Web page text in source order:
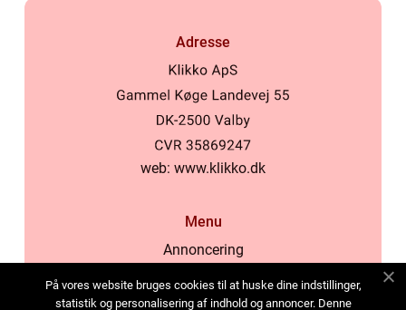
Adresse
web: www.klikko.dk
Menu
Annoncering
Cookies
På vores website bruges cookies til at huske dine indstillinger,
statistik og personalisering af indhold og annoncer. Denne